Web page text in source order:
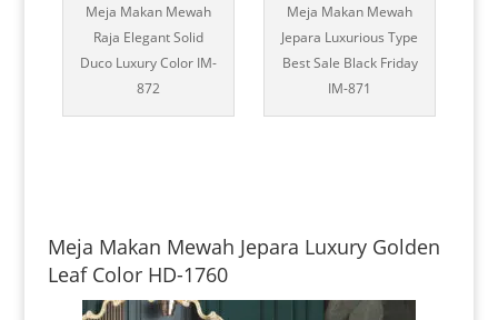
Meja Makan Mewah
Raja Elegant Solid
Duco Luxury Color IM-
872
Meja Makan Mewah
Jepara Luxurious Type
Best Sale Black Friday
IM-871
Meja Makan Mewah Jepara Luxury Golden
Leaf Color HD-1760